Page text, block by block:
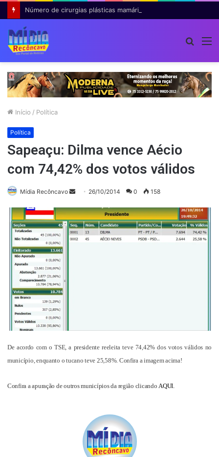
Início / Política
Política
Sapeaçu: Dilma vence Aécio
com 74,42% dos votos válidos
Mídia Recôncavo
Mande
e-
mail
26/10/2014 0 158
De acordo com o TSE, a presidente reeleita teve 74,42% dos votos válidos no
município, enquanto o tucano teve 25,58%. Confira a imagem acima!
Confira a apuração de outros municípios da região clicandoAQUI.